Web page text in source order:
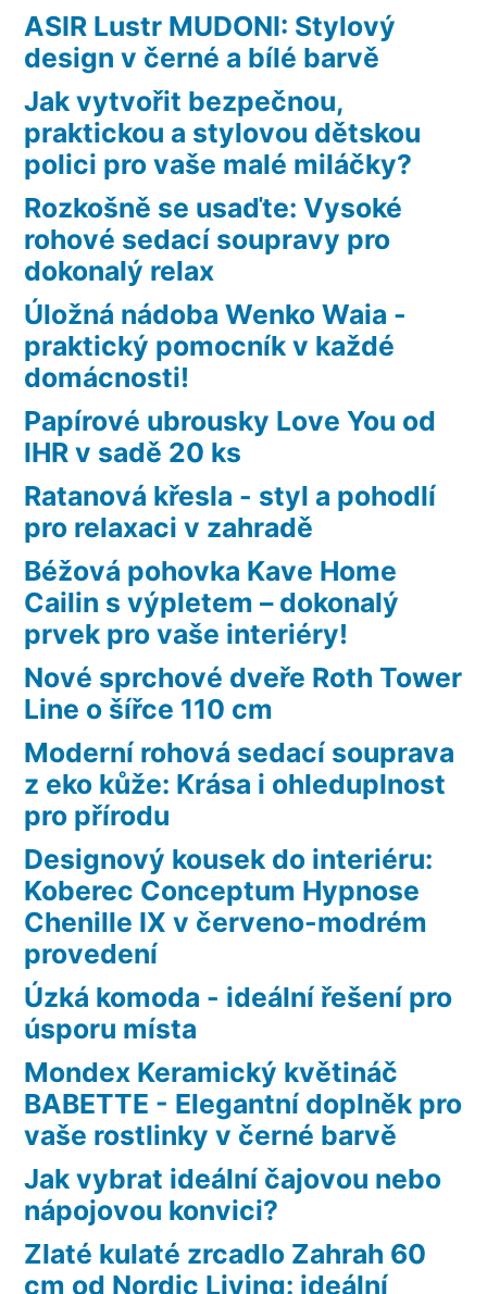
ASIR Lustr MUDONI: Stylový
design v černé a bílé barvě
Jak vytvořit bezpečnou,
praktickou a stylovou dětskou
polici pro vaše malé miláčky?
Rozkošně se usaďte: Vysoké
rohové sedací soupravy pro
dokonalý relax
Úložná nádoba Wenko Waia -
praktický pomocník v každé
domácnosti!
Papírové ubrousky Love You od
IHR v sadě 20 ks
Ratanová křesla - styl a pohodlí
pro relaxaci v zahradě
Béžová pohovka Kave Home
Cailin s výpletem – dokonalý
prvek pro vaše interiéry!
Nové sprchové dveře Roth Tower
Line o šířce 110 cm
Moderní rohová sedací souprava
z eko kůže: Krása i ohleduplnost
pro přírodu
Designový kousek do interiéru:
Koberec Conceptum Hypnose
Chenille IX v červeno-modrém
provedení
Úzká komoda - ideální řešení pro
úsporu místa
Mondex Keramický květináč
BABETTE - Elegantní doplněk pro
vaše rostlinky v černé barvě
Jak vybrat ideální čajovou nebo
nápojovou konvici?
Zlaté kulaté zrcadlo Zahrah 60
cm od Nordic Living: ideální